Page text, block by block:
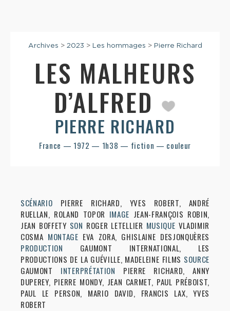
Archives > 2023 > Les hommages > Pierre Richard
LES MALHEURS
D’ALFRED
PIERRE RICHARD
France — 1972 — 1h38 — fiction — couleur
SCÉNARIO PIERRE RICHARD, YVES ROBERT, ANDRÉ
RUELLAN, ROLAND TOPOR IMAGE JEAN-FRANÇOIS ROBIN,
JEAN BOFFETY SON ROGER LETELLIER MUSIQUE VLADIMIR
COSMA MONTAGE EVA ZORA, GHISLAINE DESJONQUÈRES
PRODUCTION GAUMONT INTERNATIONAL, LES
PRODUCTIONS DE LA GUÉVILLE, MADELEINE FILMS SOURCE
GAUMONT INTERPRÉTATION
PIERRE RICHARD, ANNY
DUPEREY, PIERRE MONDY, JEAN CARMET, PAUL PRÉBOIST,
PAUL LE PERSON, MARIO DAVID, FRANCIS LAX, YVES
ROBERT